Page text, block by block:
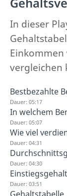
In dieser
vergleichen
Bestbezahlte
Dauer: 05:17
In welchem
Dauer: 05:07
Wie viel
Dauer: 04:31
Dauer: 04:30
Einstiegsgehalt
Dauer: 03:51
Gehaltstabelle